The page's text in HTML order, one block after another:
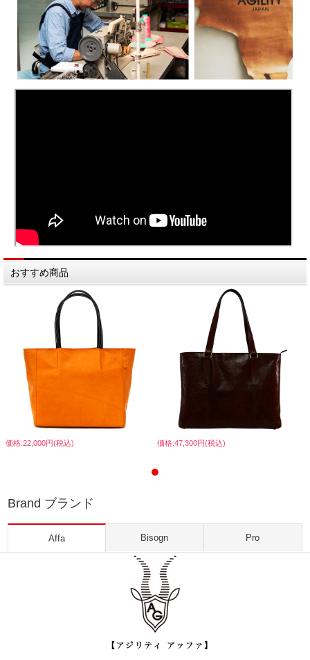
おすすめ商品
価格:22,000円(税込) 価格:47,300円(税込)
Brand ブランド
Affa Bisogn Pro